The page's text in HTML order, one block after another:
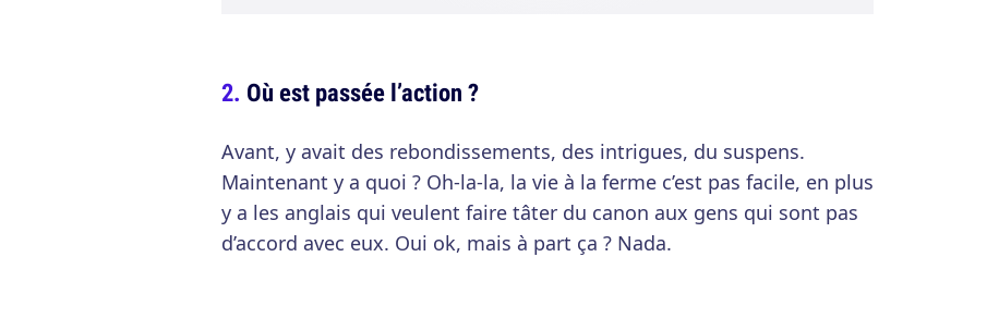
Où est passée l’action ?
Avant, y avait des rebondissements, des intrigues, du suspens.
Maintenant y a quoi ? Oh-la-la, la vie à la ferme c’est pas facile, en plus
y a les anglais qui veulent faire tâter du canon aux gens qui sont pas
d’accord avec eux. Oui ok, mais à part ça ? Nada.